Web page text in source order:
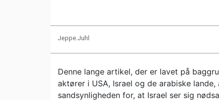
Jeppe.Juhl
Denne lange artikel, der er lavet på
aktører i USA, Israel og de arabiske
sandsynligheden for, at Israel ser sig